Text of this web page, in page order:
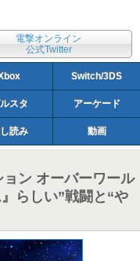
電撃オンライン
公式Twitter
Switch/3DS
スタ アーケード
読み 動画
ョン オーバーワール
らしい”戦闘と“や